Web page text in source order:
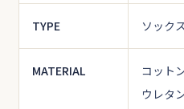
TYPE ソック
MATERIAL
コット
ウレタ